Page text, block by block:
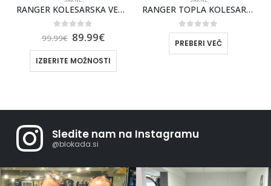
RANGER TOPLA KOLESARSKA JAKNA FOX [PTR]
out of 5
PREBERI VEČ
FOX RANGER TOPLA KOLESARSKA JAKNA [BLK]
0out of 5
160.00€ 140.00
Sledite nam na Instagramu
@blokada.si